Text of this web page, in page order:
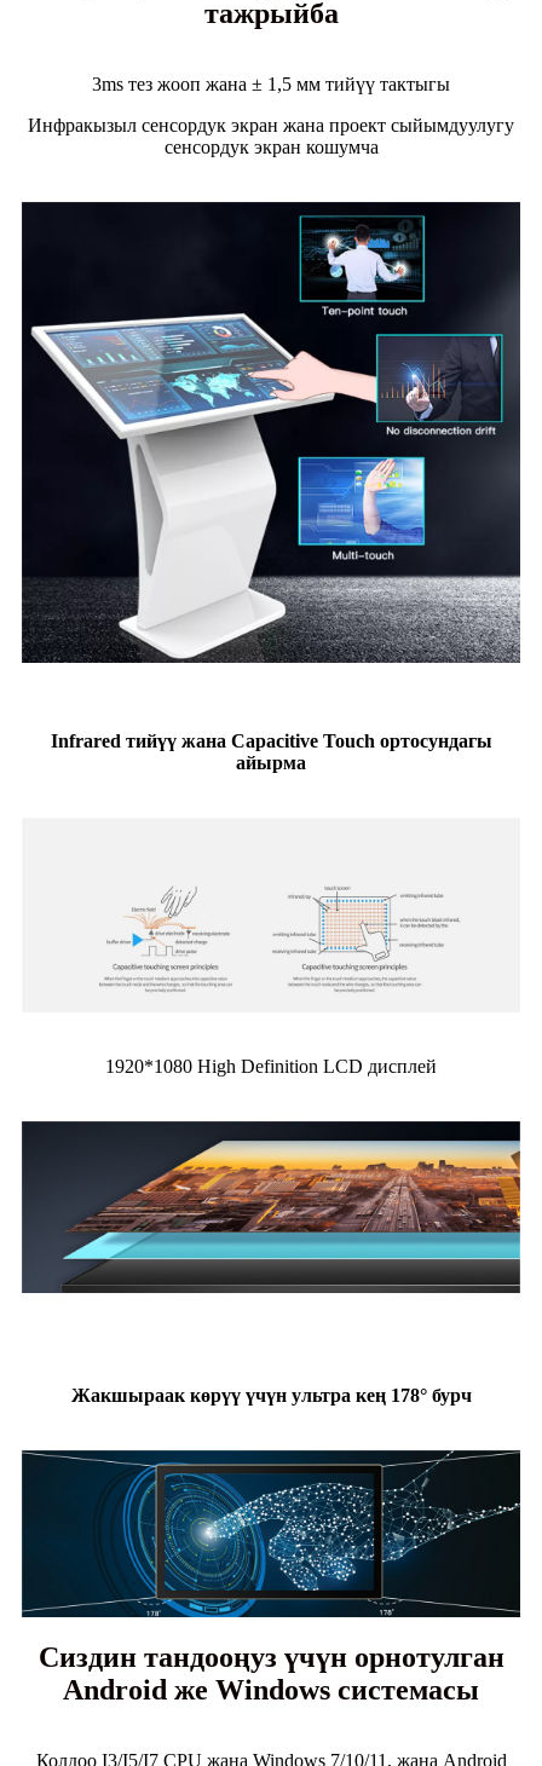
тажрыйба
3ms тез жооп жана ± 1,5 мм тийүү тактыгы
Инфракызыл сенсордук экран жана проект сыйымдуулугу
сенсордук экран кошумча
Infrared тийүү жана Capacitive Touch ортосундагы
айырма
1920*1080 High Definition LCD дисплей
Жакшыраак көрүү үчүн ультра кең 178° бурч
Сиздин тандооңуз үчүн орнотулган
Android же Windows системасы
Колдоо I3/I5/I7 CPU жана Windows 7/10/11, жана Android